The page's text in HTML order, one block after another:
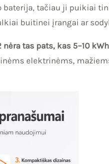
tačiau ji puikiai
buitinei įrangai ar
nėra tas pats, kas 5–10
elektrinėms,